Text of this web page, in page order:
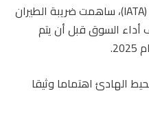
وفقًا للاتحاد الدولي للنقل الجوي (IATA)، ساهمت ضريبة الطيران
السوق قبل أن يتم
الهادئ اهتماما وثيقا